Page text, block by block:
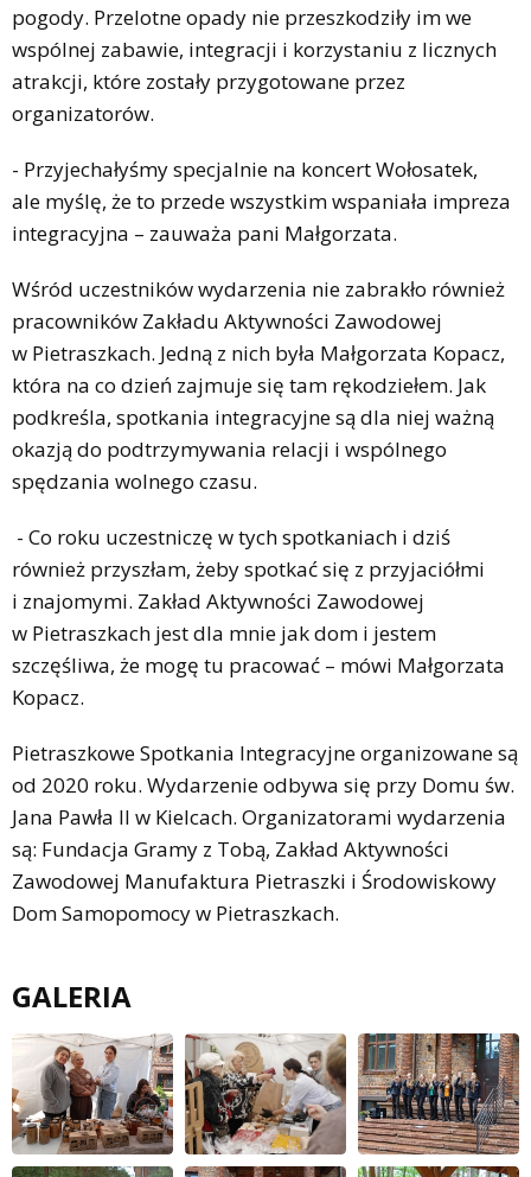
pogody. Przelotne opady nie przeszkodziły im we
wspólnej zabawie, integracji i korzystaniu z licznych
atrakcji, które zostały przygotowane przez
organizatorów.
- Przyjechałyśmy specjalnie na koncert Wołosatek,
ale myślę, że to przede wszystkim wspaniała impreza
integracyjna – zauważa pani Małgorzata.
Wśród uczestników wydarzenia nie zabrakło również
pracowników Zakładu Aktywności Zawodowej
w Pietraszkach. Jedną z nich była Małgorzata Kopacz,
która na co dzień zajmuje się tam rękodziełem. Jak
podkreśla, spotkania integracyjne są dla niej ważną
okazją do podtrzymywania relacji i wspólnego
spędzania wolnego czasu.
- Co roku uczestniczę w tych spotkaniach i dziś
również przyszłam, żeby spotkać się z przyjaciółmi
i znajomymi. Zakład Aktywności Zawodowej
w Pietraszkach jest dla mnie jak dom i jestem
szczęśliwa, że mogę tu pracować – mówi Małgorzata
Kopacz.
Pietraszkowe Spotkania Integracyjne organizowane są
od 2020 roku. Wydarzenie odbywa się przy Domu św.
Jana Pawła II w Kielcach. Organizatorami wydarzenia
są: Fundacja Gramy z Tobą, Zakład Aktywności
Zawodowej Manufaktura Pietraszki i Środowiskowy
Dom Samopomocy w Pietraszkach.
GALERIA